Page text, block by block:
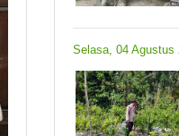
Selasa, 04 Agustus